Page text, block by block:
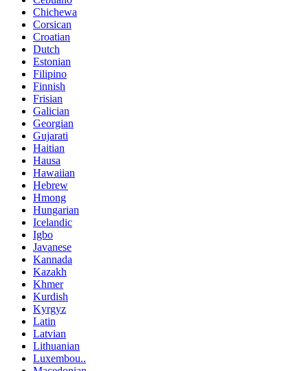
Chichewa
Corsican
Croatian
Dutch
Estonian
Filipino
Finnish
Frisian
Galician
Georgian
Gujarati
Haitian
Hausa
Hawaiian
Hebrew
Hmong
Hungarian
Icelandic
Igbo
Javanese
Kannada
Kazakh
Khmer
Kurdish
Kyrgyz
Latin
Latvian
Lithuanian
Luxembou..